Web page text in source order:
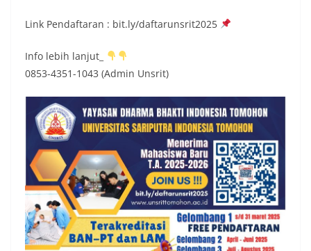
Link Pendaftaran : bit.ly/daftarunsrit2025
Info lebih lanjut_
0853-4351-1043 (Admin Unsrit)